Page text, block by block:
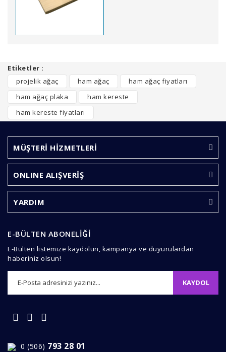
Yorum Yaz
diğer konularda yetersiz gördüğünüz noktaları öneri
formunu kullanarak tarafımıza iletebilirsiniz.
Görüş ve önerileriniz için teşekkür ederiz.
Ürün resmi kalitesiz, bozuk veya görüntülenemiyor.
Ürün açıklamasında eksik bilgiler bulunuyor.
Ürün bilgilerinde hatalar bulunuyor.
Ürün fiyatı diğer sitelerden daha pahalı.
Bu ürüne benzer farklı alternatifler olmalı.
Etiketler :
projelik ağaç
ham ağaç
ham ağaç fiyatları
ham ağaç plaka
ham kereste
ham kereste fiyatları
MÜŞTERİ HİZMETLERİ
ONLINE ALIŞVERİŞ
YARDIM
E-BÜLTEN ABONELİĞİ
E-Bülten listemize kaydolun, kampanya ve duyurulardan
haberiniz olsun!
KAYDOL
0 (506) 793 28 01